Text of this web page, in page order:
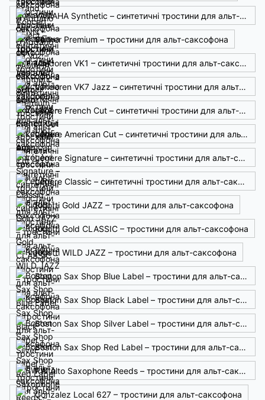
YAMAHA Synthetic – синтетичні тростини для альт-саксофона
Selmer Premium – тростини для альт-саксофона
Vandoren VK1 – синтетичні тростини для альт-саксофона
Vandoren VK7 Jazz – синтетичні тростини для альт-саксофона
Légère French Cut – синтетичні тростини для альт-саксофона
Légère American Cut – синтетичні тростини для альт-саксофона
Légère Signature – синтетичні тростини для альт-саксофона
Légère Classic – синтетичні тростини для альт-саксофона
Rigotti Gold JAZZ – тростини для альт-саксофона
Rigotti Gold CLASSIC – тростини для альт-саксофона
Rigotti WILD JAZZ – тростини для альт-саксофона
Boston Sax Shop Blue Label – тростини для альт-саксофона
Boston Sax Shop Black Label – тростини для альт-саксофона
Boston Sax Shop Silver Label – тростини для альт-саксофона
Boston Sax Shop Red Label – тростини для альт-саксофона
RW Alto Saxophone Reeds – тростини для альт-саксофона
Gonzalez Local 627 – тростини для альт-саксофона